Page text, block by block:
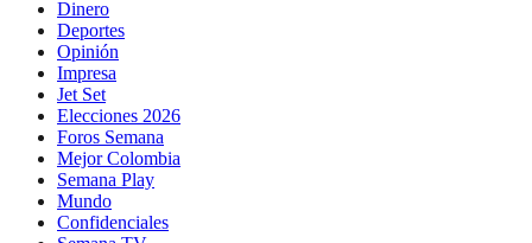
Dinero
Deportes
Opinión
Impresa
Jet Set
Elecciones 2026
Foros Semana
Mejor Colombia
Semana Play
Mundo
Confidenciales